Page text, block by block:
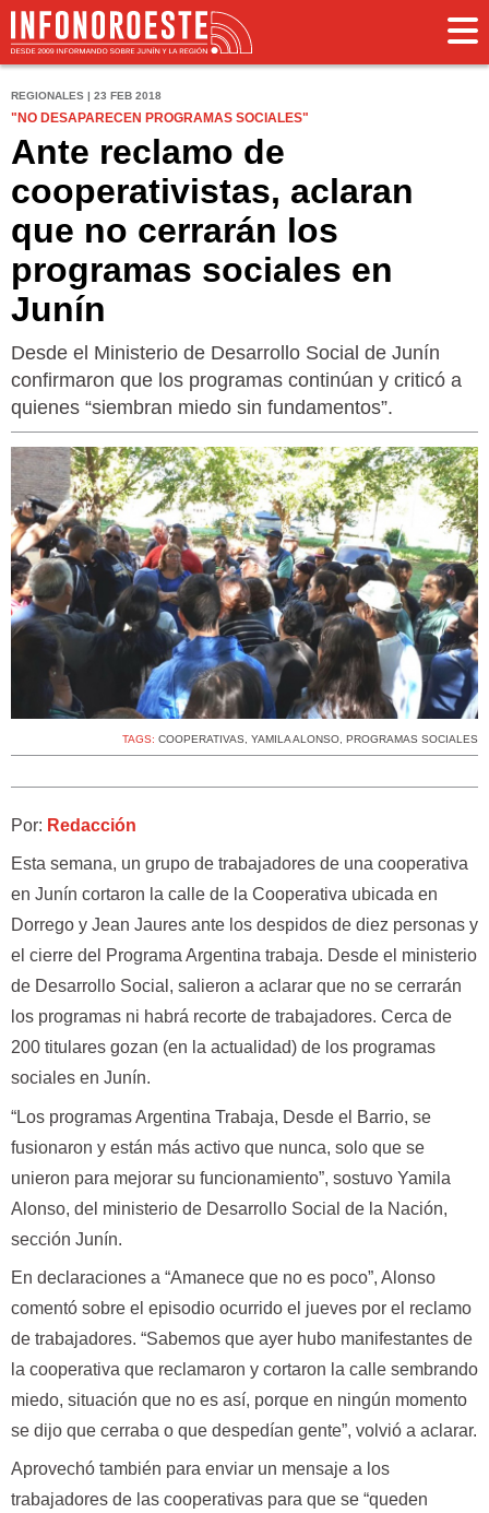
REGIONALES | 23 FEB 2018
"NO DESAPARECEN PROGRAMAS SOCIALES"
Ante reclamo de
cooperativistas, aclaran
que no cerrarán los
programas sociales en
Junín
Desde el Ministerio de Desarrollo Social de Junín
confirmaron que los programas continúan y criticó a
quienes “siembran miedo sin fundamentos”.
TAGS: COOPERATIVAS, YAMILA ALONSO, PROGRAMAS SOCIALES
Por: Redacción
Esta semana, un grupo de trabajadores de una cooperativa
en Junín cortaron la calle de la Cooperativa ubicada en
Dorrego y Jean Jaures ante los despidos de diez personas y
el cierre del Programa Argentina trabaja. Desde el ministerio
de Desarrollo Social, salieron a aclarar que no se cerrarán
los programas ni habrá recorte de trabajadores. Cerca de
200 titulares gozan (en la actualidad) de los programas
sociales en Junín.
“Los programas Argentina Trabaja, Desde el Barrio, se
fusionaron y están más activo que nunca, solo que se
unieron para mejorar su funcionamiento”, sostuvo Yamila
Alonso, del ministerio de Desarrollo Social de la Nación,
sección Junín.
En declaraciones a “Amanece que no es poco”, Alonso
comentó sobre el episodio ocurrido el jueves por el reclamo
de trabajadores. “Sabemos que ayer hubo manifestantes de
la cooperativa que reclamaron y cortaron la calle sembrando
miedo, situación que no es así, porque en ningún momento
se dijo que cerraba o que despedían gente”, volvió a aclarar.
Aprovechó también para enviar un mensaje a los
trabajadores de las cooperativas para que se “queden